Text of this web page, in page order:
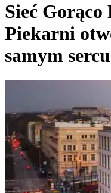
Sieć Gorąco
Piekarni
samym